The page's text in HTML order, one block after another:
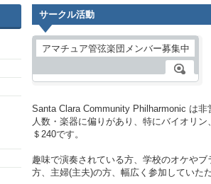
サークル活動
Santa Clara Community Philharmonic は非
人数・楽器に偏りがあり、特にバイオリ
＄240です。
趣味で演奏されている方、学校のオケや
方、主婦(主夫)の方、幅広く参加していた